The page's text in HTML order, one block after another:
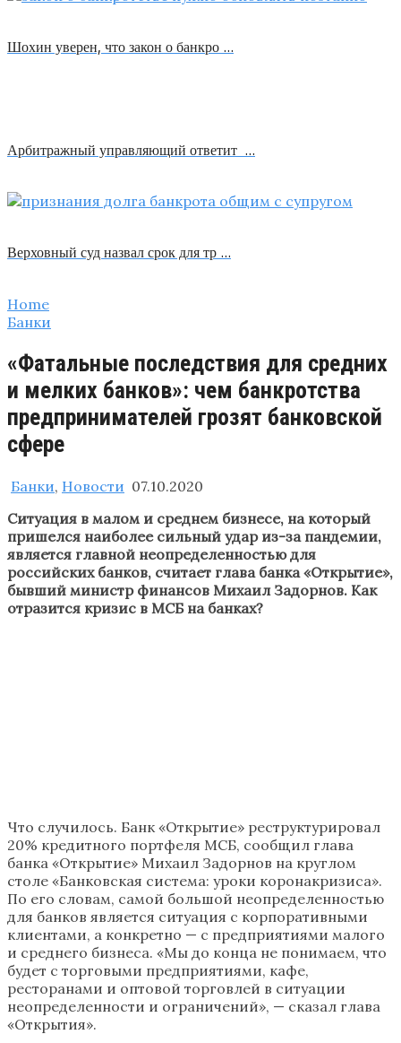
Шохин уверен, что закон о банкро …
Арбитражный управляющий ответит …
Верховный суд назвал срок для тр …
Home
Банки
«Фатальные последствия для средних
и мелких банков»: чем банкротства
предпринимателей грозят банковской
сфере
Банки, Новости 07.10.2020
Ситуация в малом и среднем бизнесе, на который
пришелся наиболее сильный удар из-за пандемии,
является главной неопределенностью для
российских банков, считает глава банка «Открытие»,
бывший министр финансов Михаил Задорнов. Как
отразится кризис в МСБ на банках?
Что случилось. Банк «Открытие» реструктурировал
20% кредитного портфеля МСБ, сообщил глава
банка «Открытие» Михаил Задорнов на круглом
столе «Банковская система: уроки коронакризиса».
По его словам, самой большой неопределенностью
для банков является ситуация с корпоративными
клиентами, а конкретно — с предприятиями малого
и среднего бизнеса. «Мы до конца не понимаем, что
будет с торговыми предприятиями, кафе,
ресторанами и оптовой торговлей в ситуации
неопределенности и ограничений», — сказал глава
«Открытия».